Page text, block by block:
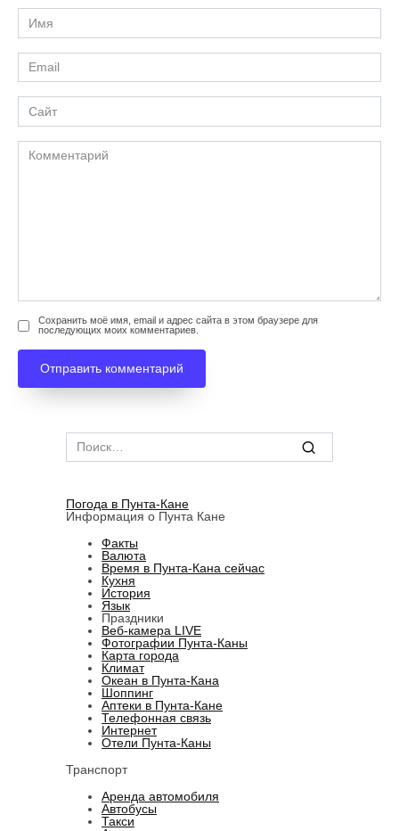
Имя
Email
Сайт
Комментарий
Сохранить моё имя, email и адрес сайта в этом браузере для
последующих моих комментариев.
Search
for:
Погода в Пунта-Кане
Информация о Пунта Кане
Факты
Валюта
Время в Пунта-Кана сейчас
Кухня
История
Язык
Праздники
Веб-камера LIVE
Фотографии Пунта-Каны
Карта города
Климат
Океан в Пунта-Кана
Шоппинг
Аптеки в Пунта-Кане
Телефонная связь
Интернет
Отели Пунта-Каны
Транспорт
Аренда автомобиля
Автобусы
Такси